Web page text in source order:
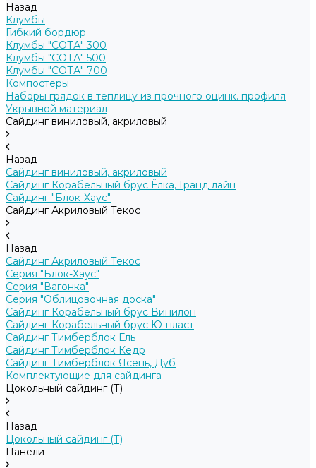
Назад
Клумбы
Гибкий бордюр
Клумбы "СОТА" 300
Клумбы "СОТА" 500
Клумбы "СОТА" 700
Компостеры
Наборы грядок в теплицу из прочного оцинк. профиля
Укрывной материал
Сайдинг виниловый, акриловый
Назад
Сайдинг виниловый, акриловый
Сайдинг Корабельный брус Ёлка, Гранд лайн
Сайдинг "Блок-Хаус"
Сайдинг Акриловый Текос
Назад
Сайдинг Акриловый Текос
Серия "Блок-Хаус"
Серия "Вагонка"
Серия "Облицовочная доска"
Сайдинг Корабельный брус Винилон
Сайдинг Корабельный брус Ю-пласт
Сайдинг Тимберблок Ель
Сайдинг Тимберблок Кедр
Сайдинг Тимберблок Ясень, Дуб
Комплектующие для сайдинга
Цокольный сайдинг (Т)
Назад
Цокольный сайдинг (Т)
Панели